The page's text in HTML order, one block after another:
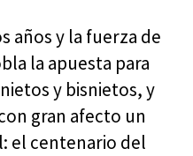
años y la fuerza de
la apuesta para
y bisnietos, y
gran afecto un
el centenario del